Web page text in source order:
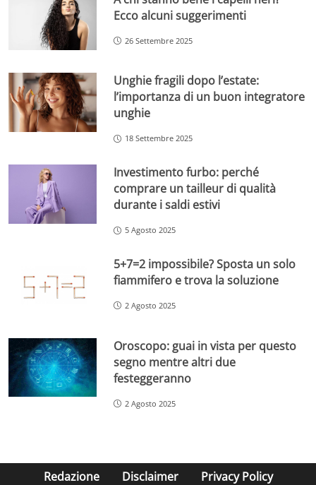
Ecco alcuni suggerimenti
26 Settembre 2025
Unghie fragili dopo l’estate:
l’importanza di un buon integratore
unghie
18 Settembre 2025
Investimento furbo: perché
comprare un tailleur di qualità
durante i saldi estivi
5 Agosto 2025
5+7=2 impossibile? Sposta un solo
fiammifero e trova la soluzione
2 Agosto 2025
Oroscopo: guai in vista per questo
segno mentre altri due
festeggeranno
2 Agosto 2025
Redazione Disclaimer Privacy Policy